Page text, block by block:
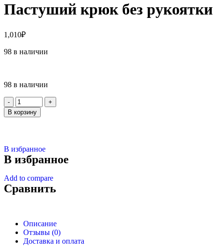
Пастуший крюк без рукоятки
1,010₽
98 в наличии
98 в наличии
В корзину
В избранное
В избранное
Add to compare
Сравнить
Описание
Отзывы (0)
Доставка и оплата